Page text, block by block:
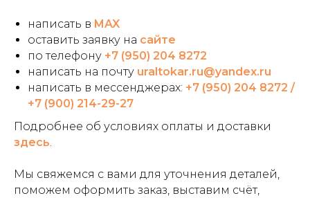
написать в MAX
оставить заявку на сайте
по телефону +7 (950) 204 8272
написать на почту uraltokar.ru@yandex.ru
написать в мессенджерах: +7 (950) 204 8272 /
+7 (900) 214-29-27
Подробнее об условиях оплаты и доставки
здесь.
Мы свяжемся с вами для уточнения деталей,
поможем оформить заказ, выставим счёт,